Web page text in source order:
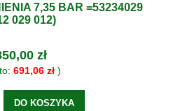
7,35 BAR =53234029
029 012)
zł
691,06 zł)
DO KOSZYKA